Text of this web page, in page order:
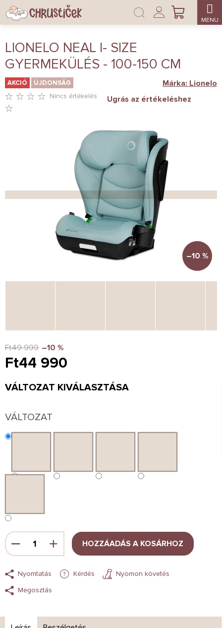
Ugrás
fő
KOSÁR
Bejelentkezés
LIONELO NEAL I- SIZE
GYERMEKÜLÉS - 100-150 CM
AKCIÓ ÚJDONSÁG
CSILLAG.
Nincs értékelés Ugrás az értékeléshez
Márka: Lionelo
–10 %
Ft49 999 –10 %
Ft44 990
Egységár:
VÁLTOZAT KIVÁLASZTÁSA
VÁLTOZAT
HOZZÁADÁS A KOSÁRHOZ
Nyomtatás Kérdés
Nyomon követés
Megosztás